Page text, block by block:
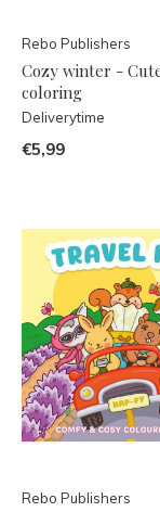
Rebo Publishers
Cozy winter -
coloring
Deliverytime
€5,99
Rebo Publishers